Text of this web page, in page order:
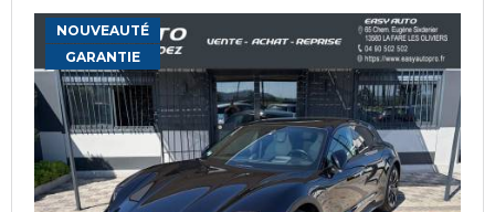
NOUVEAUTÉ
GARANTIE